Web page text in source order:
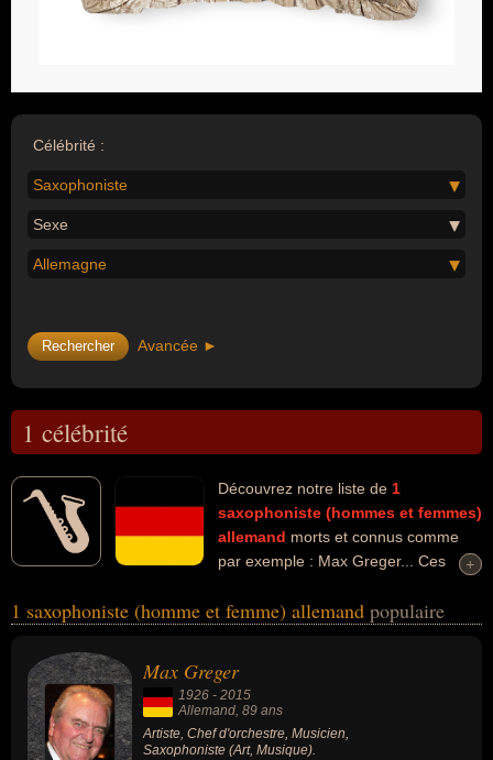
Célébrité :
Saxophoniste
Sexe
Allemagne
Avancée ►
1 célébrité
Découvrez notre liste de 1
saxophoniste (hommes et femmes)
allemand morts et connus comme
par exemple : Max Greger... Ces
l'art ou de la musique. Ces célébrités peuvent également avoir été
+
+
1 saxophoniste (homme et femme) allemand populaire
Max Greger
1926 - 2015
Allemand, 89 ans
Artiste, Chef d'orchestre, Musicien,
Saxophoniste (Art, Musique).